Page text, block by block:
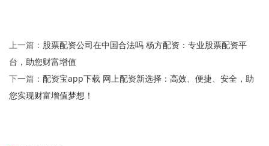
上一篇： 股票配资公司在中国合法吗 杨方配资：专业股票配资平
台，助您财富增值
下一篇： 配资宝app下载 网上配资新选择：高效、便捷、安全，助
您实现财富增值梦想！